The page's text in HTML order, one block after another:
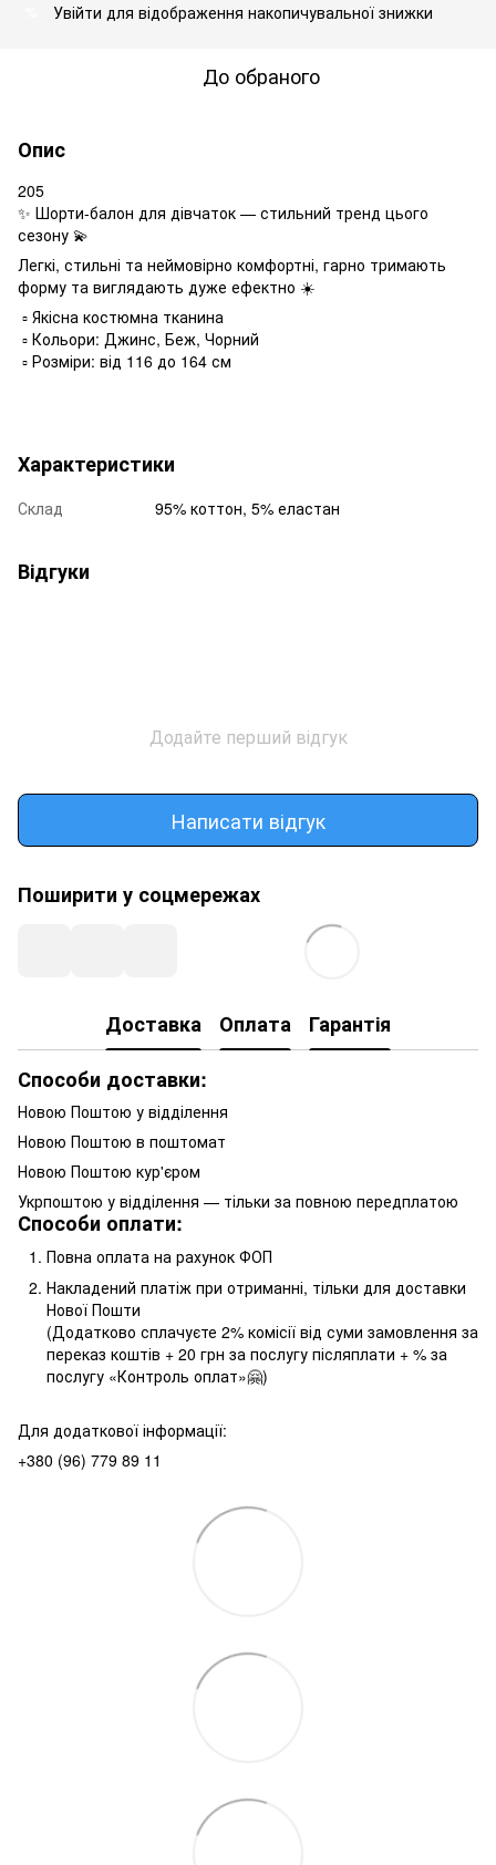
Увійти для відображення накопичувальної знижки
До обраного
Опис
205
✨ Шорти-балон для дівчаток — стильний тренд цього
сезону 💫
Легкі, стильні та неймовірно комфортні, гарно тримають
форму та виглядають дуже ефектно ☀️
▫️ Якісна костюмна тканина
▫️ Кольори: Джинс, Беж, Чорний
▫️ Розміри: від 116 до 164 см
Характеристики
Склад 95% коттон, 5% еластан
Відгуки
Додайте перший відгук
Написати відгук
Поширити у соцмережах
Доставка Оплата
Гарантія
Способи доставки:
Новою Поштою у відділення
Новою Поштою в поштомат
Новою Поштою кур'єром
Укрпоштою у відділення — тільки за повною передплатою
Способи оплати:
Повна оплата на рахунок ФОП
Накладений платіж при отриманні, тільки для доставки
Нової Пошти
(Додатково сплачуєте 2% комісії від суми замовлення за
переказ коштів + 20 грн за послугу післяплати + % за
послугу «Контроль оплат»🤗)
Для додаткової інформації:
+380 (96) 779 89 11